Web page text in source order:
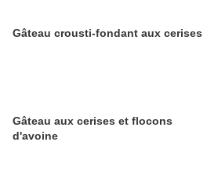
Gâteau crousti-fondant aux cerises
Gâteau aux cerises et flocons
d'avoine